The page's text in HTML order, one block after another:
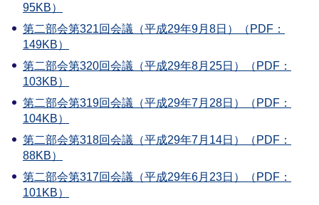
95KB）
第二部会第321回会議（平成29年9月8日）（PDF：
149KB）
第二部会第320回会議（平成29年8月25日）（PDF：
103KB）
第二部会第319回会議（平成29年7月28日）（PDF：
104KB）
第二部会第318回会議（平成29年7月14日）（PDF：
88KB）
第二部会第317回会議（平成29年6月23日）（PDF：
101KB）